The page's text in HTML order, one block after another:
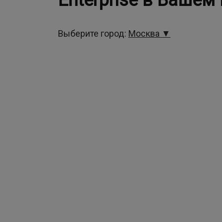
Выберите город: Москва ▼